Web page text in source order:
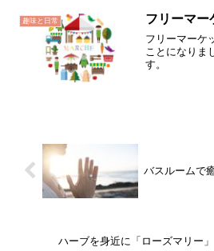
趣味と日常 フリーマー
フリーマーケ
ことになりま
す。
バスルームで
ハーブを身近に「ローズマリー」